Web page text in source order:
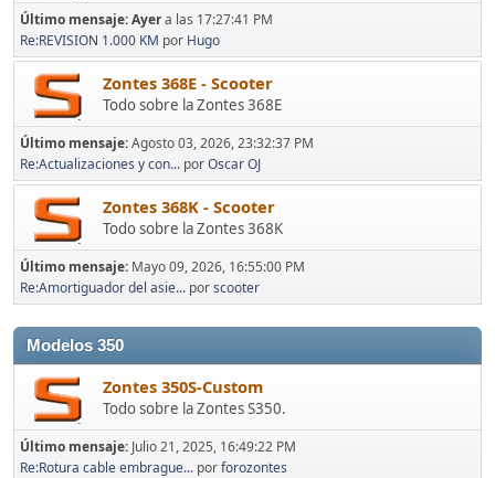
Último mensaje:Ayera las 17:27:41 PM
Re:REVISION 1.000 KM por Hugo
Zontes 368E - Scooter
Todo sobre la Zontes 368E
Último mensaje:Agosto 03, 2026, 23:32:37 PM
Re:Actualizaciones y con... porOscar OJ
Zontes 368K - Scooter
Todo sobre la Zontes 368K
Último mensaje: Mayo 09, 2026, 16:55:00 PM
Re:Amortiguador del asie... porscooter
Modelos 350
Zontes 350S-Custom
Todo sobre la Zontes S350.
Último mensaje: Julio 21, 2025, 16:49:22 PM
Re:Rotura cable embrague... porforozontes